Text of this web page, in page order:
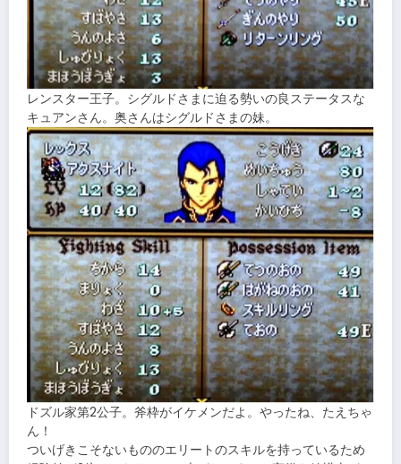
レンスター王子。シグルドさまに迫る勢いの良ステータスな
キュアンさん。奥さんはシグルドさまの妹。
ドズル家第2公子。斧枠がイケメンだよ。やったね、たえちゃ
ん！
ついげきこそないもののエリートのスキルを持っているため